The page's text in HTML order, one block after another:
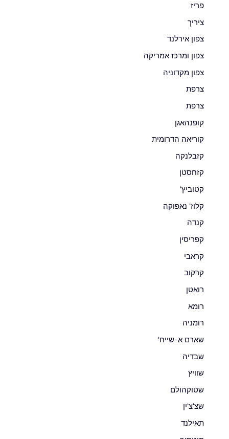
פריז
ציריך
צפון אירלנד
צפון ומרכז אמריקה
צפון מקדוניה
צרפת
צרפת
קופנהאגן
קוריאה הדרומית
קזבלנקה
קזחסטן
קטוביץ'
קלוז' נאפוקה
קנדה
קפריסין
קראבי
קרקוב
רואטן
רומא
רומניה
שארם א-שייח'
שבדיה
שוויץ
שטוקהולם
שצ'צ'ין
תאילנד